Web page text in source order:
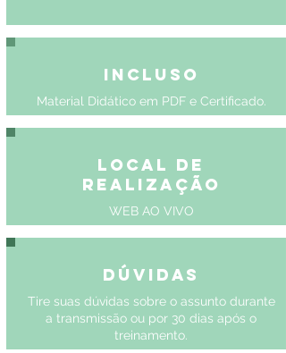
Incluso
Material Didático em PDF e Certificado.
Local de
Realização
WEB AO VIVO
Dúvidas
Tire suas dúvidas sobre o assunto durante
a transmissão ou por 30 dias após o
treinamento.